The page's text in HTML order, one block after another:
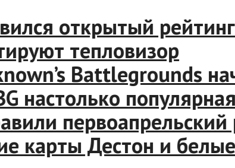
открытый рейтинг
тепловизор
Battlegrounds
популярная
первоапрельский
Дестон и белые